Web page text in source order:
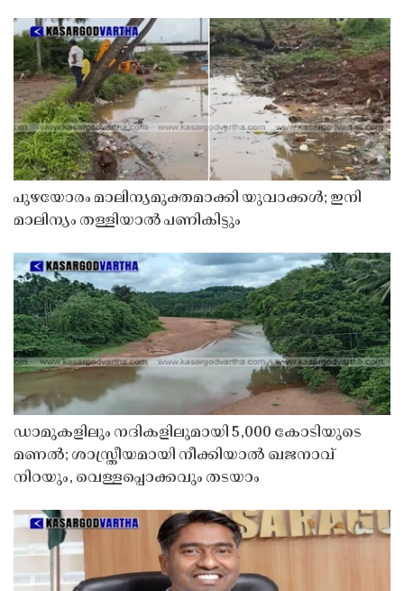
പുഴയോരം മാലിന്യമുക്തമാക്കി യുവാക്കൾ; ഇനി
മാലിന്യം തള്ളിയാൽ പണികിട്ടും
ഡാമുകളിലും നദികളിലുമായി 5,000 കോടിയുടെ
മണൽ; ശാസ്ത്രീയമായി നീക്കിയാൽ ഖജനാവ്
നിറയും, വെള്ളപ്പൊക്കവും തടയാം